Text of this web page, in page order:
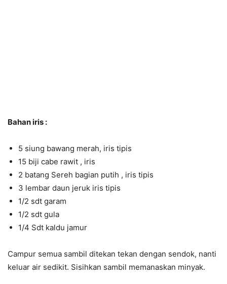
Bahan iris :
5 siung bawang merah, iris tipis
15 biji cabe rawit , iris
2 batang Sereh bagian putih , iris tipis
3 lembar daun jeruk iris tipis
1/2 sdt garam
1/2 sdt gula
1/4 Sdt kaldu jamur
Campur semua sambil ditekan tekan dengan sendok, nanti
keluar air sedikit. Sisihkan sambil memanaskan minyak.